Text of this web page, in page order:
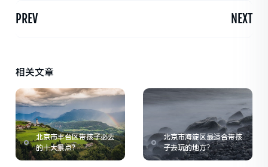
PREV NEXT
相关文章
北京市丰台区带孩子必去
的十大景点？
北京市海淀区最适合带孩
子去玩的地方？